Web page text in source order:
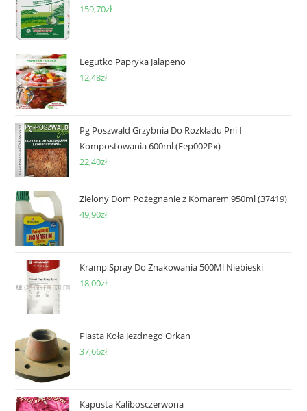
159,70zł
Legutko Papryka Jalapeno
12,48zł
Pg Poszwald Grzybnia Do Rozkładu Pni I
Kompostowania 600ml (Eep002Px)
22,40zł
Zielony Dom Pożegnanie z Komarem 950ml (37419)
49,90zł
Kramp Spray Do Znakowania 500Ml Niebieski
18,00zł
Piasta Koła Jezdnego Orkan
37,66zł
Kapusta Kalibosczerwona